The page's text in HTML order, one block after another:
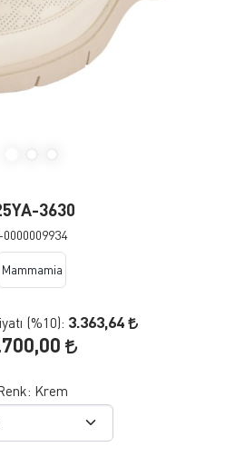
3630
0000009934
Mammamia
(%10): 3.363,64
Krem